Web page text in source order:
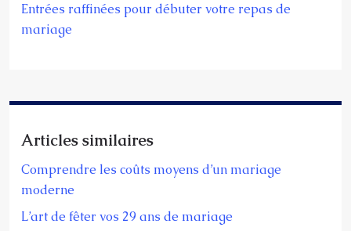
Entrées raffinées pour débuter votre repas de
mariage
Articles similaires
Comprendre les coûts moyens d’un mariage
moderne
L’art de fêter vos 29 ans de mariage